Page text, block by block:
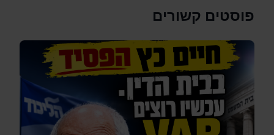
פוסטים קשורים